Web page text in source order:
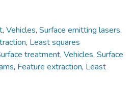
, Vehicles, Surface emitting lasers,
, Least squares
treatment, Vehicles, Surface
, Feature extraction, Least